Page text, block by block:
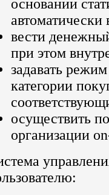
основании
автоматически
вести
при этом
задавать
категории
осуществить
организации